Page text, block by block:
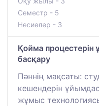
Семестр - 5
Несиелер - 3
Қойма
басқару
Пәннің мақсаты:
кешендерін
жұмыс